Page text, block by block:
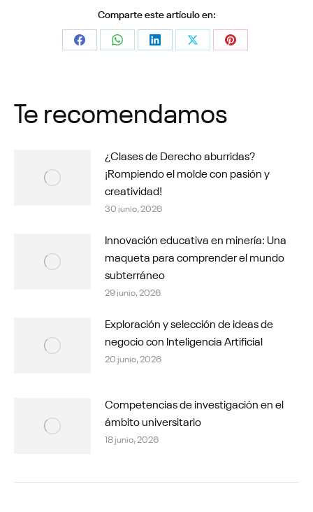
Comparte este artículo en:
Share Share Share Share Share
Te recomendamos
¿Clases de Derecho aburridas?
¡Rompiendo el molde con pasión y
creatividad!
30 junio, 2026
Innovación educativa en minería: Una
maqueta para comprender el mundo
subterráneo
29 junio, 2026
Exploración y selección de ideas de
negocio con Inteligencia Artificial
20 junio, 2026
Competencias de investigación en el
ámbito universitario
18 junio, 2026